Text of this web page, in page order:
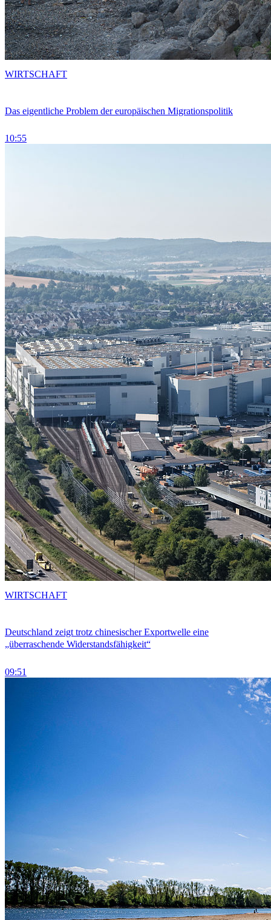
Das eigentliche Problem der europäischen Migrationspolitik
10:55
WIRTSCHAFT
Deutschland zeigt trotz chinesischer Exportwelle eine
„überraschende Widerstandsfähigkeit“
09:51
WIRTSCHAFT